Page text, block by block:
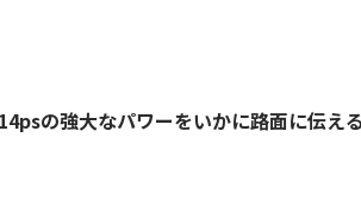
の強大なパワーをいかに路面に伝